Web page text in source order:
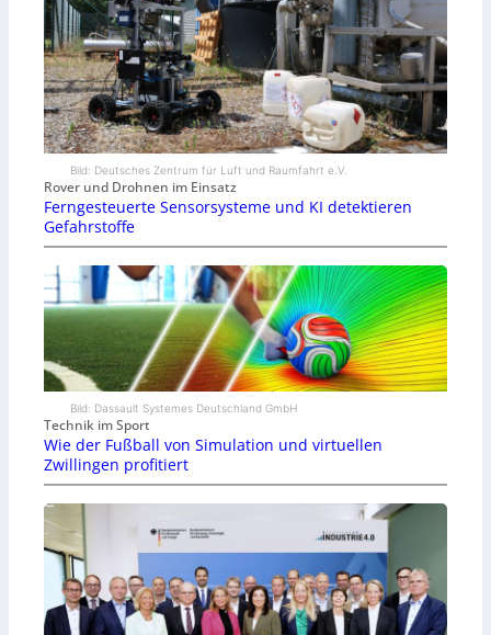
Bild: Deutsches Zentrum für Luft und Raumfahrt e.V.
Rover und Drohnen im Einsatz
Ferngesteuerte Sensorsysteme und KI detektieren
Gefahrstoffe
Bild: Dassault Systemes Deutschland GmbH
Technik im Sport
Wie der Fußball von Simulation und virtuellen
Zwillingen profitiert